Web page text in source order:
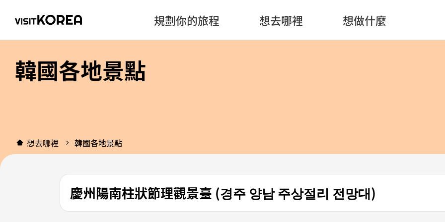
規劃你的旅程 想去哪裡 想做什麼
韓國各地景點
想去哪裡 韓國各地景點
慶州陽南柱狀節理觀景臺 (경주 양남 주상절리 전망대)